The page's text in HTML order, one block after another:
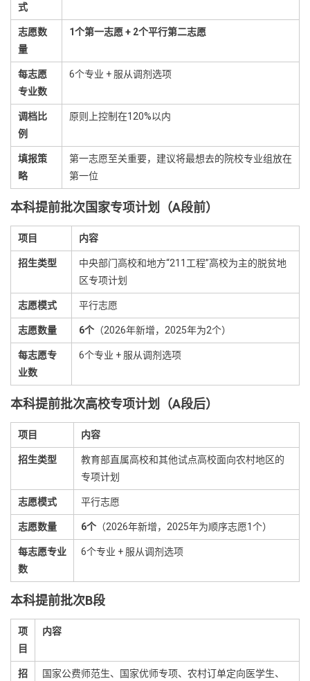
式
志愿数
量
1个第一志愿 + 2个平行第二志愿
每志愿
专业数
6个专业 + 服从调剂选项
调档比
例
原则上控制在120%以内
填报策
略
第一志愿至关重要，建议将最想去的院校专业组放在
第一位
本科提前批次国家专项计划（A段前）
项目 内容
招生类型
中央部门高校和地方“211工程”高校为主的脱贫地
区专项计划
志愿模式 平行志愿
志愿数量 6个 （2026年新增，2025年为2个）
每志愿专
业数
6个专业 + 服从调剂选项
本科提前批次高校专项计划（A段后）
项目 内容
招生类型
教育部直属高校和其他试点高校面向农村地区的
专项计划
志愿模式 平行志愿
志愿数量 6个 （2026年新增，2025年为顺序志愿1个）
每志愿专业
数
6个专业 + 服从调剂选项
本科提前批次B段
项
目
内容
招
国家公费师范生、国家优师专项、农村订单定向医学生、